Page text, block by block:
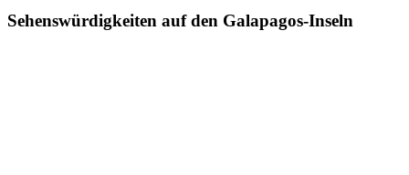
Sehenswürdigkeiten auf den Galapagos-Inseln